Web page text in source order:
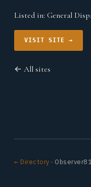
Listed in: General
VISIT SITE →
← All sites
← Directory · Observer81